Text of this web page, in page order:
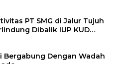
PT SMG di Jalur Tujuh
Dibalik IUP KUD
Bergabung Dengan Wadah